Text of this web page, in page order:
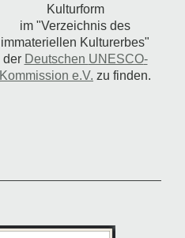
Kulturform
im "Verzeichnis des
immateriellen Kulturerbes"
der Deutschen UNESCO-
Kommission e.V. zu finden.